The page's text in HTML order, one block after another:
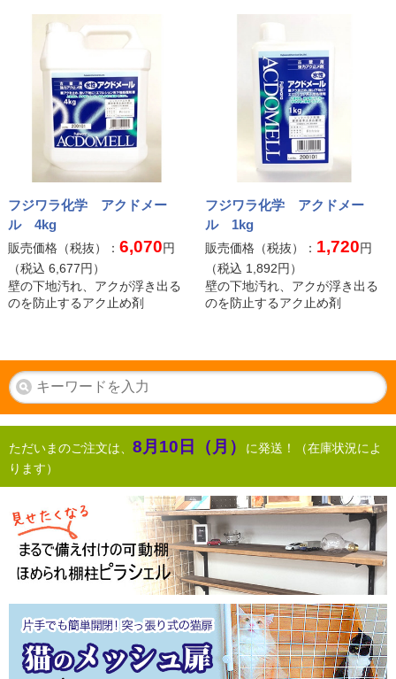
フジワラ化学 アクドメー
ル 4kg
販売価格（税抜）： 6,070円
（税込 6,677円）
壁の下地汚れ、アクが浮き出る
のを防止するアク止め剤
フジワラ化学 アクドメー
ル 1kg
販売価格（税抜）： 1,720円
（税込 1,892円）
壁の下地汚れ、アクが浮き出る
のを防止するアク止め剤
ただいまのご注文は、 8月10日（月）
に発送！（在庫状況によ
ります）